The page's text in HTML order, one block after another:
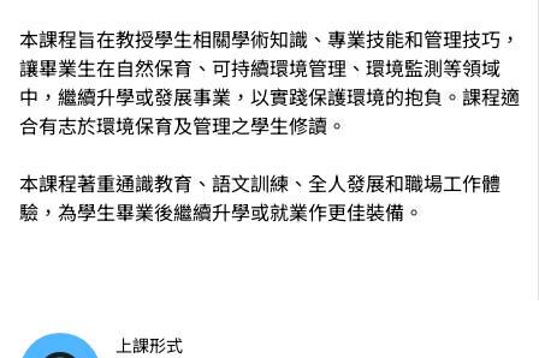
本課程旨在教授學生相關學術知識、專業技能和管理技巧，
讓畢業生在自然保育、可持續環境管理、環境監測等領域
中，繼續升學或發展事業，以實踐保護環境的抱負。課程適
合有志於環境保育及管理之學生修讀。
本課程著重通識教育、語文訓練、全人發展和職場工作體
驗，為學生畢業後繼續升學或就業作更佳裝備。
上課形式